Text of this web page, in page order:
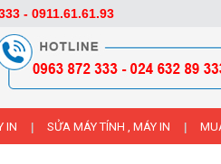
IN SỬA MÁY TÍNH , MÁY IN
- 0911.61.61.93